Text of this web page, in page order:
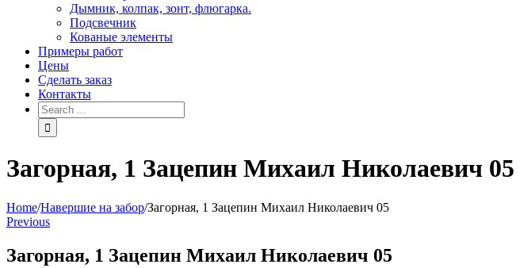
Дымник, колпак, зонт, флюгарка.
Подсвечник
Кованые элементы
Примеры работ
Цены
Сделать заказ
Контакты
Search
for:
Загорная, 1 Зацепин Михаил Николаевич 05
Home/Навершие на забор/Загорная, 1 Зацепин Михаил Николаевич 05
Previous
Загорная, 1 Зацепин Михаил Николаевич 05